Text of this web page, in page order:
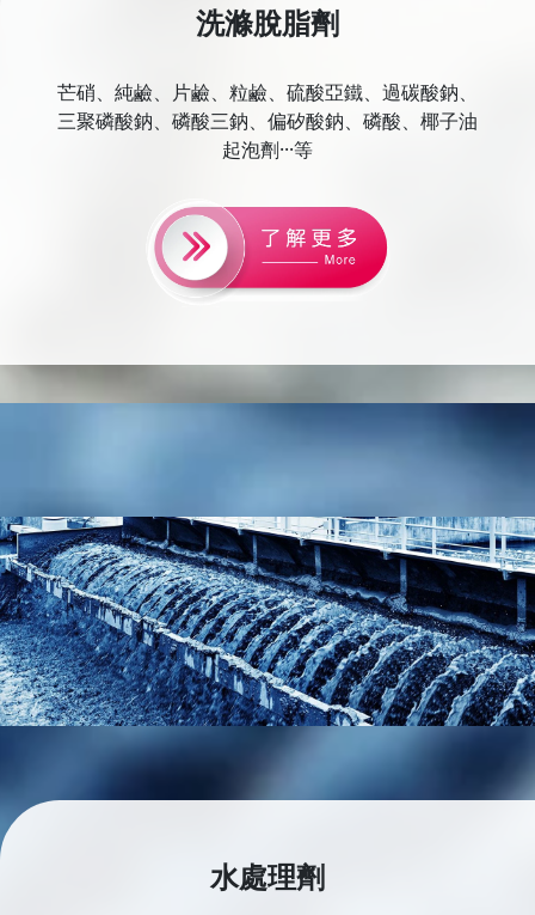
洗滌脫脂劑
芒硝、純鹼、片鹼、粒鹼、硫酸亞鐵、過碳酸鈉、
三聚磷酸鈉、磷酸三鈉、偏矽酸鈉、磷酸、椰子油
起泡劑···等
水處理劑